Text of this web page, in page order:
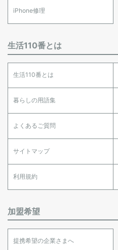
iPhone修理
生活110番とは
生活110番とは
暮らしの用語集
よくあるご質問
サイトマップ
利用規約
加盟希望
提携希望の企業さまへ